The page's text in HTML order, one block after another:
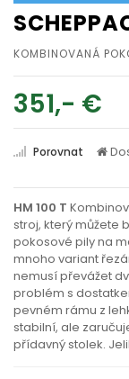
KOMBINOVANÁ
351,- €
Porovnat
HM 100 T
stroj, který můžete
pokosové pily na
mnoho variant
nemusí převážet
problém s
pevném rámu z
stabilní, ale
přídavný stolek.